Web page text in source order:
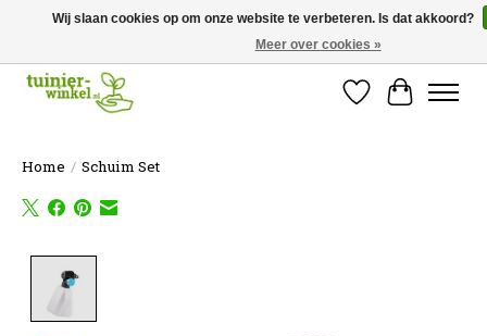
Online tuinartikelen kopen ✓ Online sinds 2007 ✓ Thuiswinkel Waarborg
Verlanglijst
Home / Schuim Set
Wij slaan cookies op om onze website te verbeteren. Is dat akkoord?
Meer over cookies »